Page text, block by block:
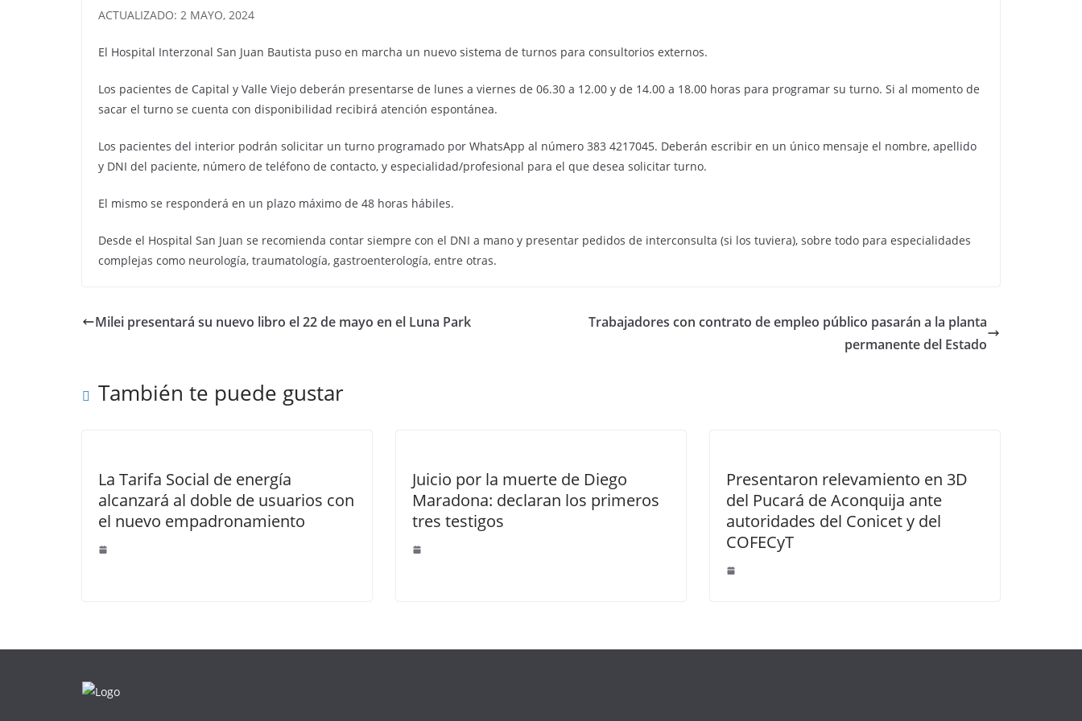
ACTUALIZADO: 2 MAYO, 2024
El Hospital Interzonal San Juan Bautista puso en marcha un nuevo sistema de turnos para consultorios externos.
Los pacientes de Capital y Valle Viejo deberán presentarse de lunes a viernes de 06.30 a 12.00 y de 14.00 a 18.00 horas para programar su turno. Si al momento de
sacar el turno se cuenta con disponibilidad recibirá atención espontánea.
Los pacientes del interior podrán solicitar un turno programado por WhatsApp al número 383 4217045. Deberán escribir en un único mensaje el nombre, apellido
y DNI del paciente, número de teléfono de contacto, y especialidad/profesional para el que desea solicitar turno.
El mismo se responderá en un plazo máximo de 48 horas hábiles.
Desde el Hospital San Juan se recomienda contar siempre con el DNI a mano y presentar pedidos de interconsulta (si los tuviera), sobre todo para especialidades
complejas como neurología, traumatología, gastroenterología, entre otras.
Milei presentará su nuevo libro el 22 de mayo en el Luna Park
Trabajadores con contrato de empleo público pasarán a la planta
permanente del Estado
También te puede gustar
La Tarifa Social de energía
alcanzará al doble de usuarios con
el nuevo empadronamiento
Juicio por la muerte de Diego
Maradona: declaran los primeros
tres testigos
Presentaron relevamiento en 3D
del Pucará de Aconquija ante
autoridades del Conicet y del
COFECyT